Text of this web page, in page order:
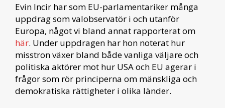
Evin Incir har som EU-parlamentariker många
uppdrag som valobservatör i och utanför
Europa, något vi bland annat rapporterat om
här. Under uppdragen har hon noterat hur
misstron växer bland både vanliga väljare och
politiska aktörer mot hur USA och EU agerar i
frågor som rör principerna om mänskliga och
demokratiska rättigheter i olika länder.